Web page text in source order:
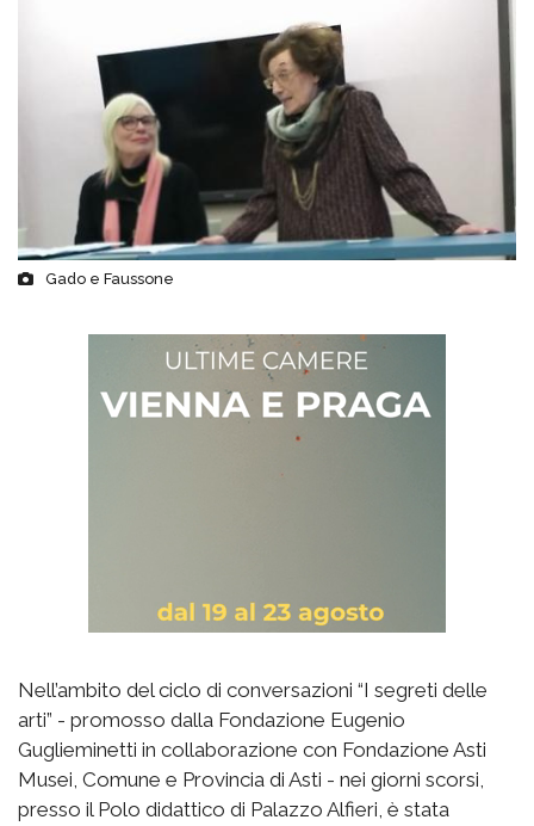
Gado e Faussone
Nell’ambito del ciclo di conversazioni “I segreti delle
arti” - promosso dalla Fondazione Eugenio
Guglieminetti in collaborazione con Fondazione Asti
Musei, Comune e Provincia di Asti - nei giorni scorsi,
presso il Polo didattico di Palazzo Alfieri, è stata